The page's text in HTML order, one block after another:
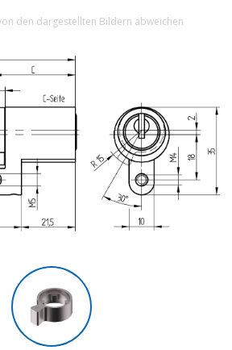
den dargestellten Bildern abweichen